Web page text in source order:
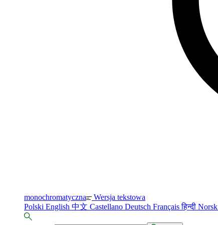
monochromatyczna Wersja tekstowa
Polski English 中文 Castellano Deutsch Françaisहिन्दी Norsk